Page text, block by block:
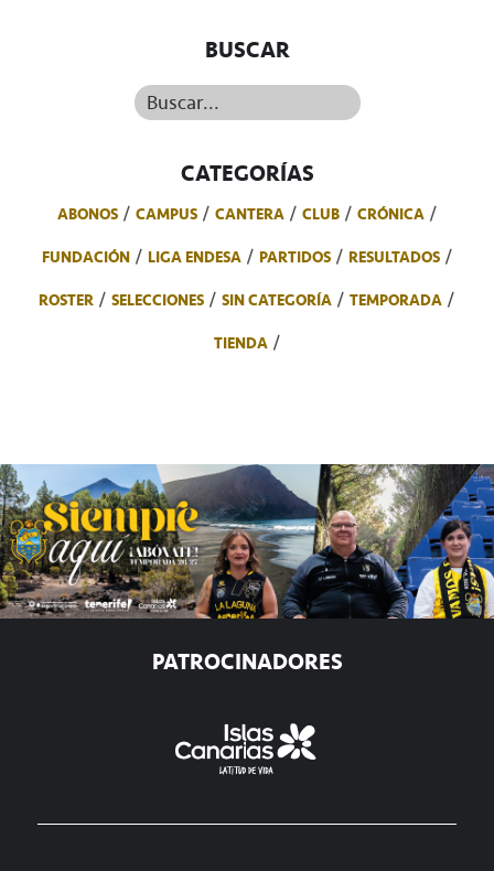
BUSCAR
Buscar...
CATEGORÍAS
ABONOS CAMPUS CANTERA CLUB
CRÓNICA
FUNDACIÓN
LIGA ENDESA PARTIDOS
RESULTADOS
ROSTER
SELECCIONES SIN CATEGORÍA
TEMPORADA
TIENDA
PATROCINADORES